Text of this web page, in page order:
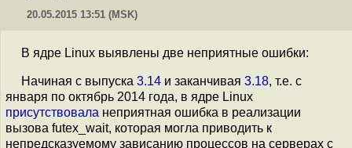
20.05.2015 13:51 (MSK)
В ядре Linux выявлены две неприятные ошибки:
Начиная с выпуска 3.14 и заканчивая 3.18, т.е. с
января по октябрь 2014 года, в ядре Linux
присутствовала неприятная ошибка в реализации
вызова futex_wait, которая могла приводить к
непредсказуемому зависанию процессов на серверах с